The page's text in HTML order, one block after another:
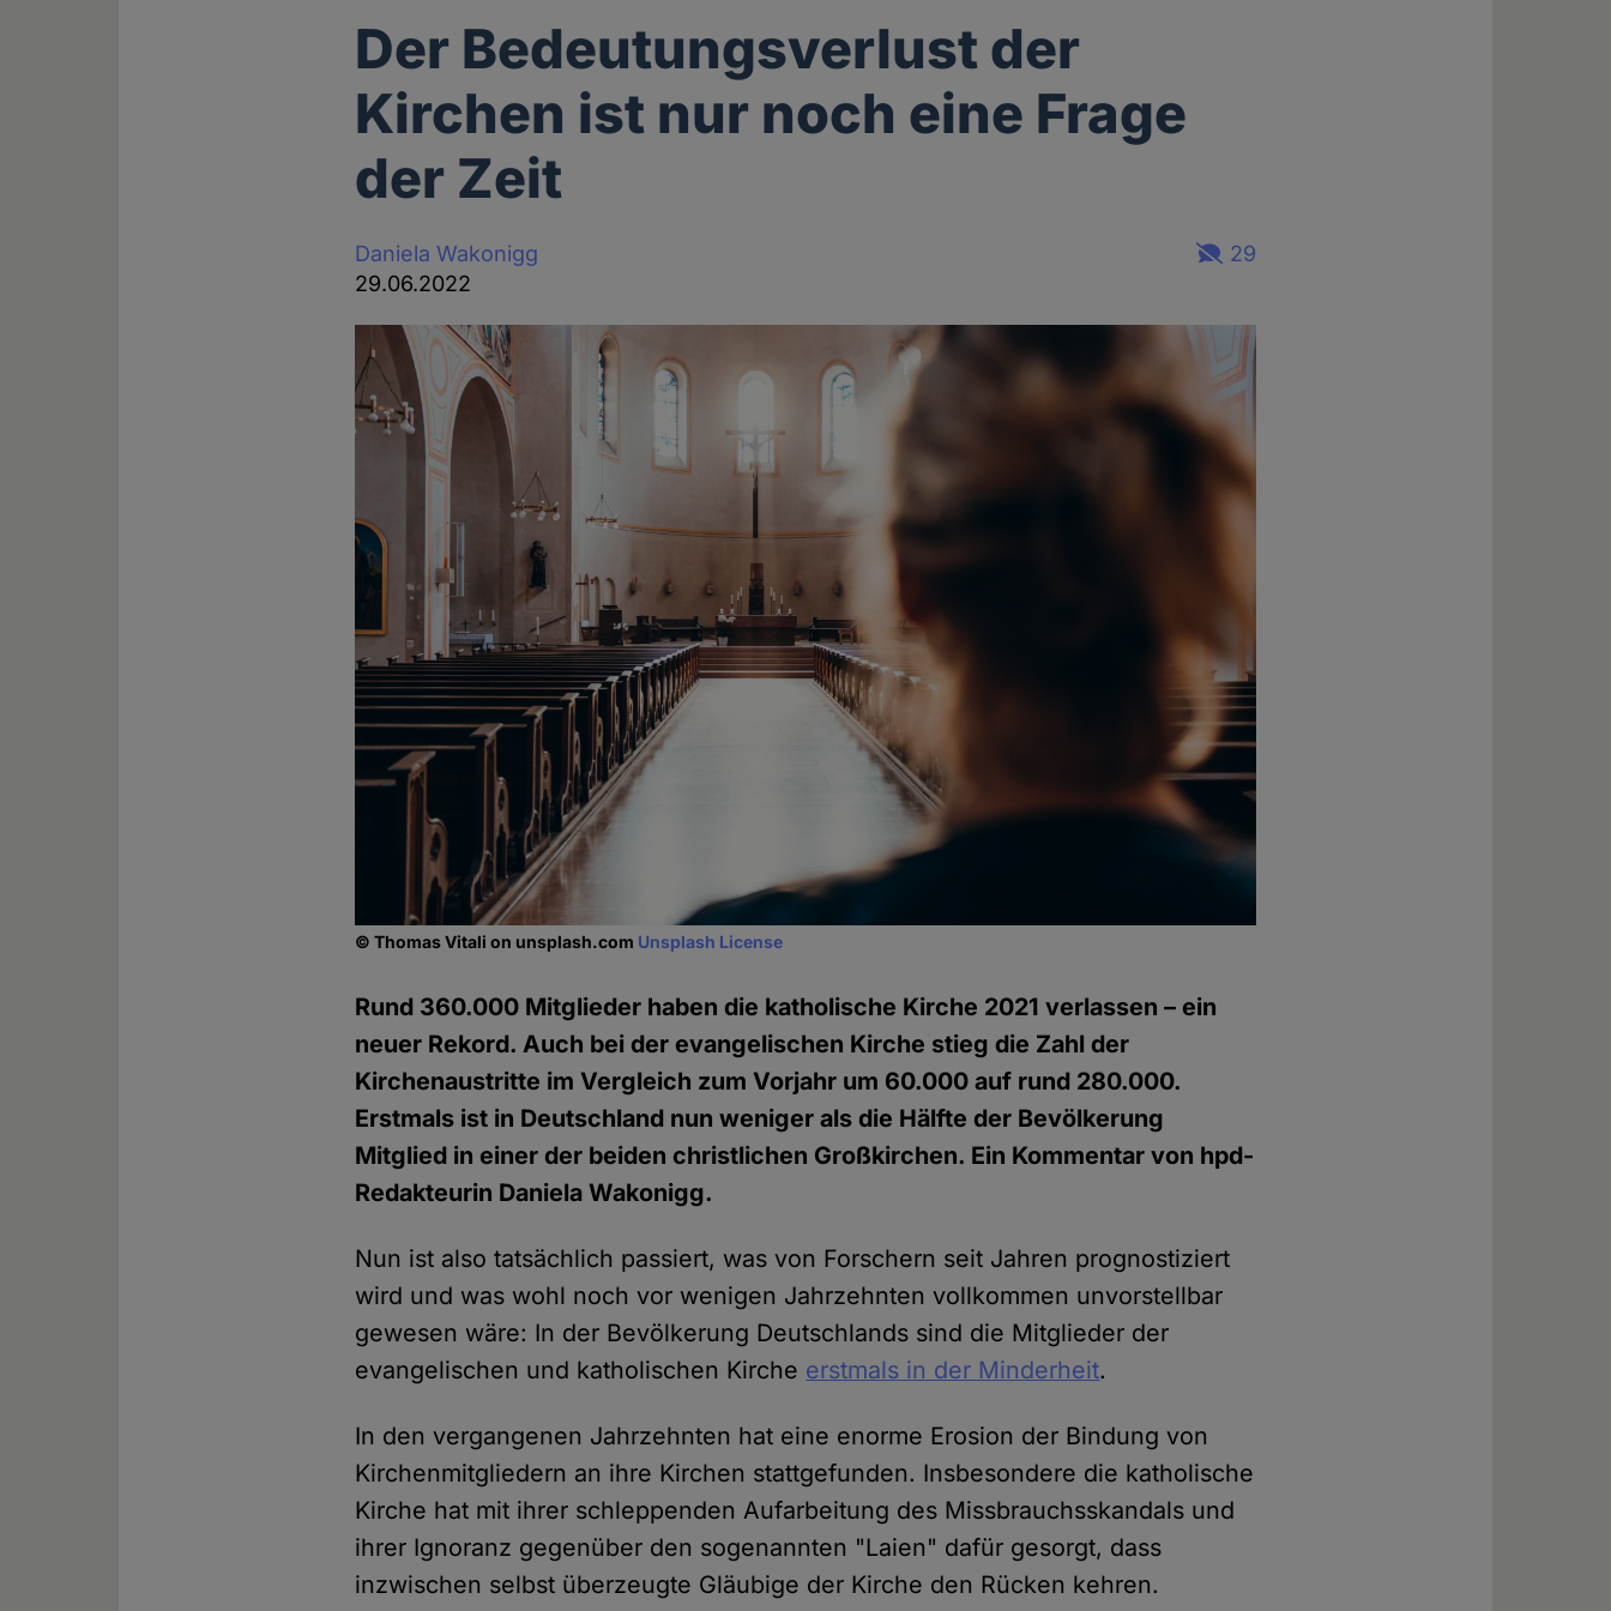
Der Bedeutungsverlust der
Kirchen ist nur noch eine Frage
der Zeit
Daniela Wakonigg
29.06.2022
29
© Thomas Vitali on unsplash.com Unsplash License
Rund 360.000 Mitglieder haben die katholische Kirche 2021 verlassen – ein
neuer Rekord. Auch bei der evangelischen Kirche stieg die Zahl der
Kirchenaustritte im Vergleich zum Vorjahr um 60.000 auf rund 280.000.
Erstmals ist in Deutschland nun weniger als die Hälfte der Bevölkerung
Mitglied in einer der beiden christlichen Großkirchen. Ein Kommentar von hpd-
Redakteurin Daniela Wakonigg.
Nun ist also tatsächlich passiert, was von Forschern seit Jahren prognostiziert
wird und was wohl noch vor wenigen Jahrzehnten vollkommen unvorstellbar
gewesen wäre: In der Bevölkerung Deutschlands sind die Mitglieder der
evangelischen und katholischen Kirche erstmals in der Minderheit.
In den vergangenen Jahrzehnten hat eine enorme Erosion der Bindung von
Kirchenmitgliedern an ihre Kirchen stattgefunden. Insbesondere die katholische
Kirche hat mit ihrer schleppenden Aufarbeitung des Missbrauchsskandals und
ihrer Ignoranz gegenüber den sogenannten "Laien" dafür gesorgt, dass
inzwischen selbst überzeugte Gläubige der Kirche den Rücken kehren.